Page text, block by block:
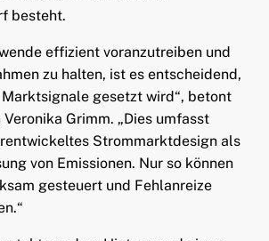
besteht.
effizient voranzutreiben und
zu halten, ist es entscheidend,
gesetzt wird“, betont
Grimm. „Dies umfasst
Strommarktdesign als
von Emissionen. Nur so können
gesteuert und Fehlanreize